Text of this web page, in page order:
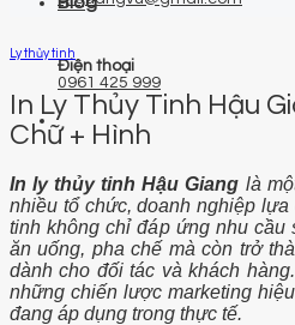
Điện thoại
0961 425 999
Ly thủy tinh
In Ly Thủy Tinh Hậu
Chữ + Hình
In ly thủy tinh Hậu Giang là
nhiều tổ chức, doanh nghiệp
tinh không chỉ đáp ứng nhu cầu
ăn uống, pha chế mà còn trở
dành cho đối tác và khách
những chiến lược marketing
đang áp dụng trong thực tế.